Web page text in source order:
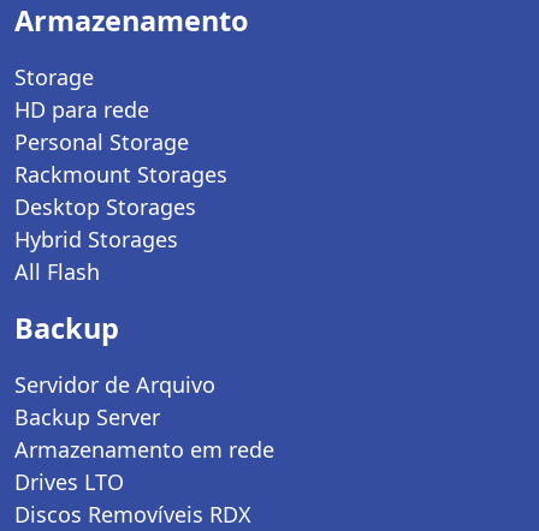
Armazenamento
Storage
HD para rede
Personal Storage
Rackmount Storages
Desktop Storages
Hybrid Storages
All Flash
Backup
Servidor de Arquivo
Backup Server
Armazenamento em rede
Drives LTO
Discos Removíveis RDX